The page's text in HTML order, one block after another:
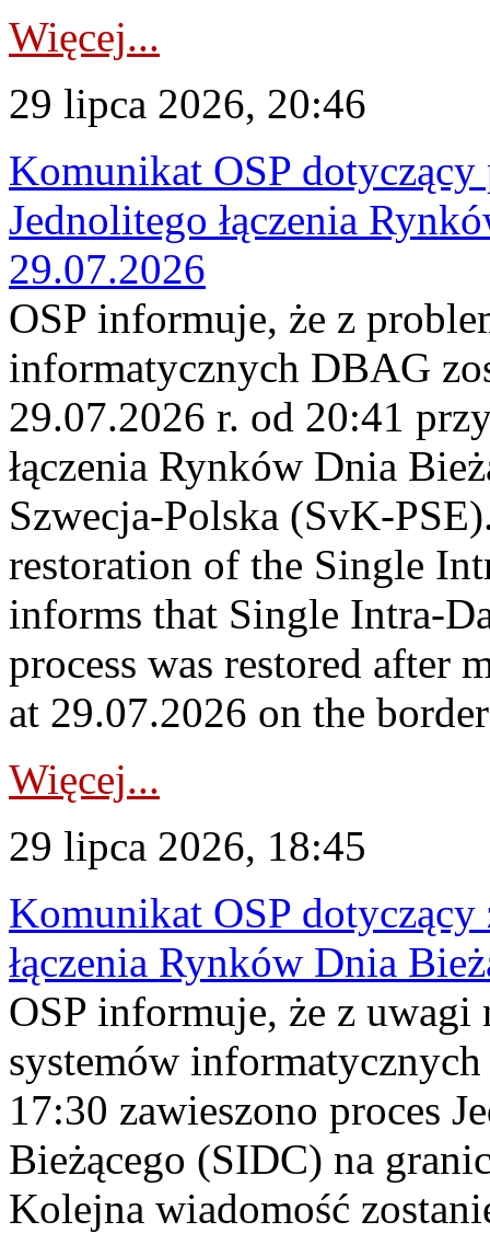
Więcej...
29 lipca 2026, 20:46
Komunikat OSP
Jednolitego łączenia
29.07.2026
OSP informuje, że z
informatycznych DBAG
29.07.2026 r. od 20:41
łączenia Rynków Dnia
Szwecja-Polska (SvK-
restoration of the Single
informs that Single Intra-
process was restored after
at 29.07.2026 on the
Więcej...
29 lipca 2026, 18:45
Komunikat OSP dotyczący
łączenia Rynków Dnia
OSP informuje, że z uwagi
systemów
17:30 zawieszono proces
Bieżącego (SIDC) na
Kolejna wiadomość